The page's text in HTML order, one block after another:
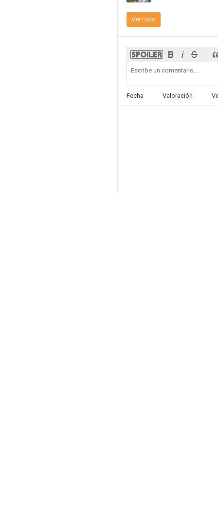
Ver todo
Fecha Valoración